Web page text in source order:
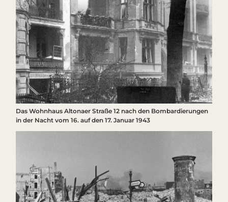
Das Wohnhaus Altonaer Straße 12 nach den Bombardierungen
in der Nacht vom 16. auf den 17. Januar 1943